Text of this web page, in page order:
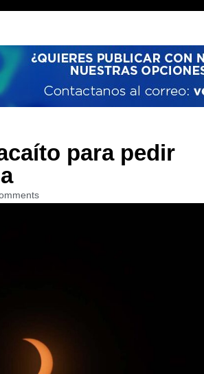
para pedir